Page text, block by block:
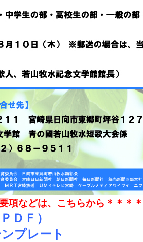
項などは、こちらから＊＊＊
ＤＦ）
プレート